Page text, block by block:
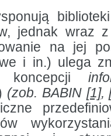
HKUST jednak wraz
na jej
i in.) ulega
koncepcji
(zob. BABIN [1],